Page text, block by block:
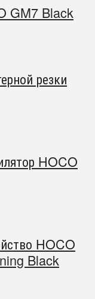
GM7 Black
резки
HOCO
HOCO
Black